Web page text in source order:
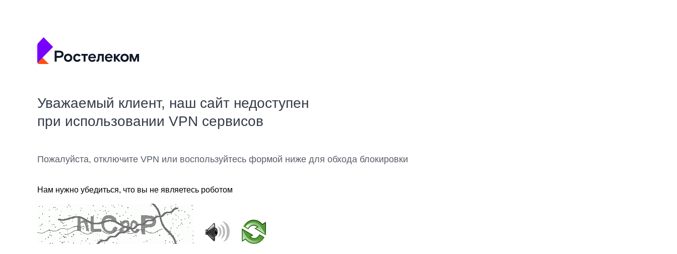
Уважаемый клиент, наш сайт недоступен
при использовании VPN сервисов
Пожалуйста, отключите VPN или воспользуйтесь формой ниже для обхода блокировки
Нам нужно убедиться, что вы не являетесь роботом